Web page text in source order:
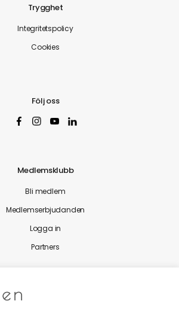
Trygghet
Integritetspolicy
Cookies
Följ oss
Medlemsklubb
Bli medlem
Medlemserbjudanden
Logga in
Partners
Nytt från Ekoappen